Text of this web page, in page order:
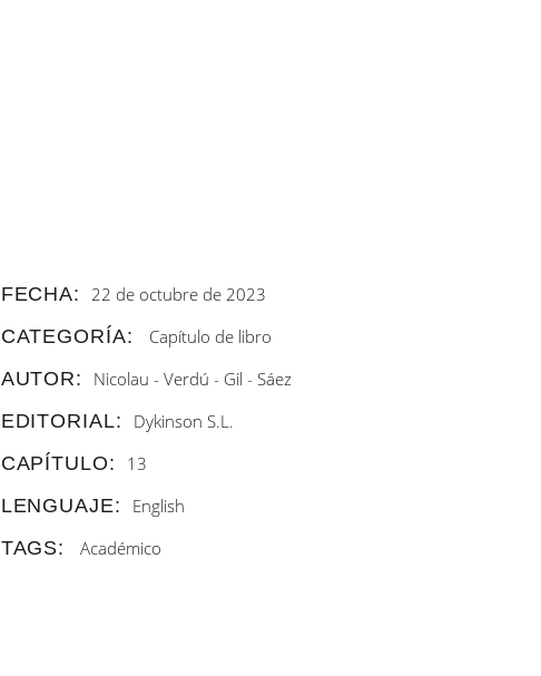
FECHA:
22 de octubre de 2023
CATEGORÍA:
Capítulo de libro
AUTOR:
Nicolau - Verdú - Gil - Sáez
EDITORIAL:
Dykinson S.L.
CAPÍTULO:
13
LENGUAJE:
English
TAGS:
Académico